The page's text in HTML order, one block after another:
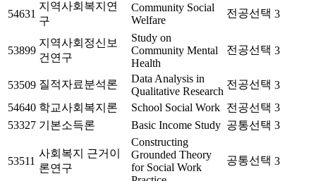
54631
지역사회복지연
구
Community Social
Welfare
전공선택 3
53899
지역사회정신보
건연구
Study on
Community Mental
Health
전공선택 3
53509 질적자료분석론
Data Analysis in
Qualitative Research
전공선택 3
54640 학교사회복지론 School Social Work 전공선택 3
53327 기본소득론 Basic Income Study 공통선택 3
53511
사회복지 근거이
론연구
Constructing
Grounded Theory
for Social Work
공통선택 3